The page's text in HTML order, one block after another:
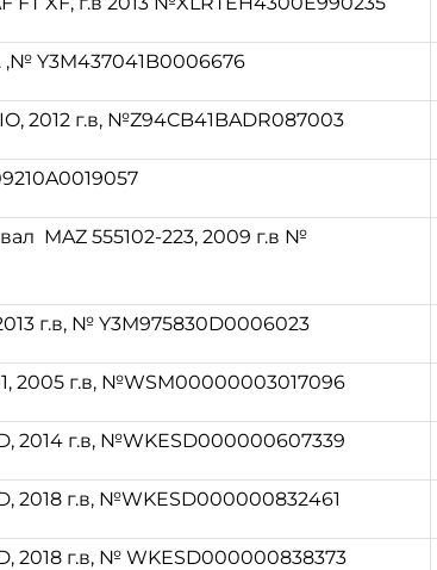
,№ Y3M437041B0006676
2012 г.в, №Z94CB41BADR087003
MAZ 555102-223, 2009 г.в №
г.в, № Y3M975830D0006023
2005 г.в, №WSM00000003017096
2014 г.в, №WKESD000000607339
2018 г.в, №WKESD000000832461
2018 г.в, № WKESD000000838373